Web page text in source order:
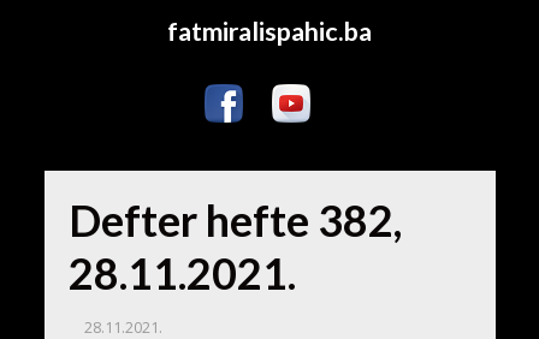
fatmiralispahic.ba
Defter hefte 382,
28.11.2021.
28.11.2021.